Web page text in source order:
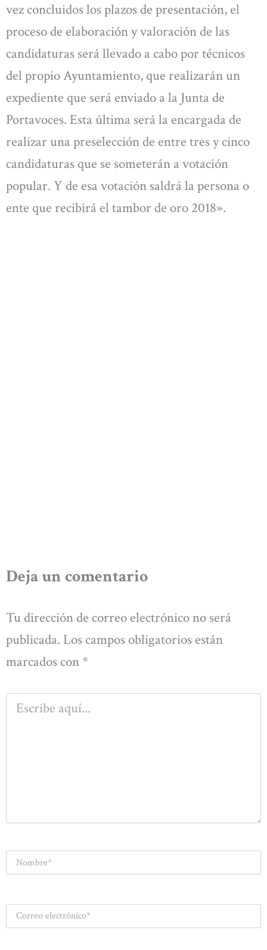
vez concluidos los plazos de presentación, el
proceso de elaboración y valoración de las
candidaturas será llevado a cabo por técnicos
del propio Ayuntamiento, que realizarán un
expediente que será enviado a la Junta de
Portavoces. Esta última será la encargada de
realizar una preselección de entre tres y cinco
candidaturas que se someterán a votación
popular. Y de esa votación saldrá la persona o
ente que recibirá el tambor de oro 2018».
Deja un comentario
Tu dirección de correo electrónico no será
publicada. Los campos obligatorios están
marcados con *
Escribe
aquí...
Correo
electrónico*